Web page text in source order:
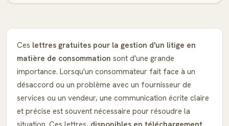
Ces lettres gratuites pour la gestion d'un litige en
matière de consommation sont d'une grande
importance. Lorsqu'un consommateur fait face à un
désaccord ou un problème avec un fournisseur de
services ou un vendeur, une communication écrite claire
et précise est souvent nécessaire pour résoudre la